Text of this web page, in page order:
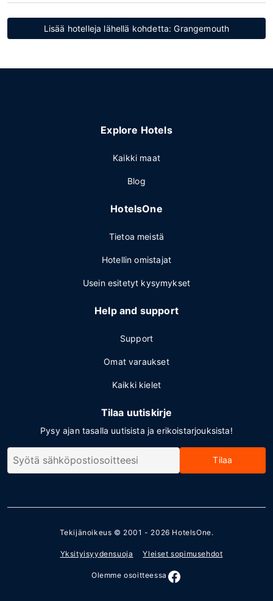
Lisää hotelleja lähellä kohdetta: Grangemouth
Explore Hotels
Kaikki maat
Blog
HotelsOne
Tietoa meistä
Hotellin omistajat
Usein esitetyt kysymykset
Help and support
Support
Omat varaukset
Kaikki kielet
Tilaa uutiskirje
Pysy ajan tasalla uutisista ja erikoistarjouksista!
Tilaa
Tekijänoikeus © 2001 - 2026 HotelsOne.
Yksityisyydensuoja Yleiset sopimusehdot
Olemme osoitteessa